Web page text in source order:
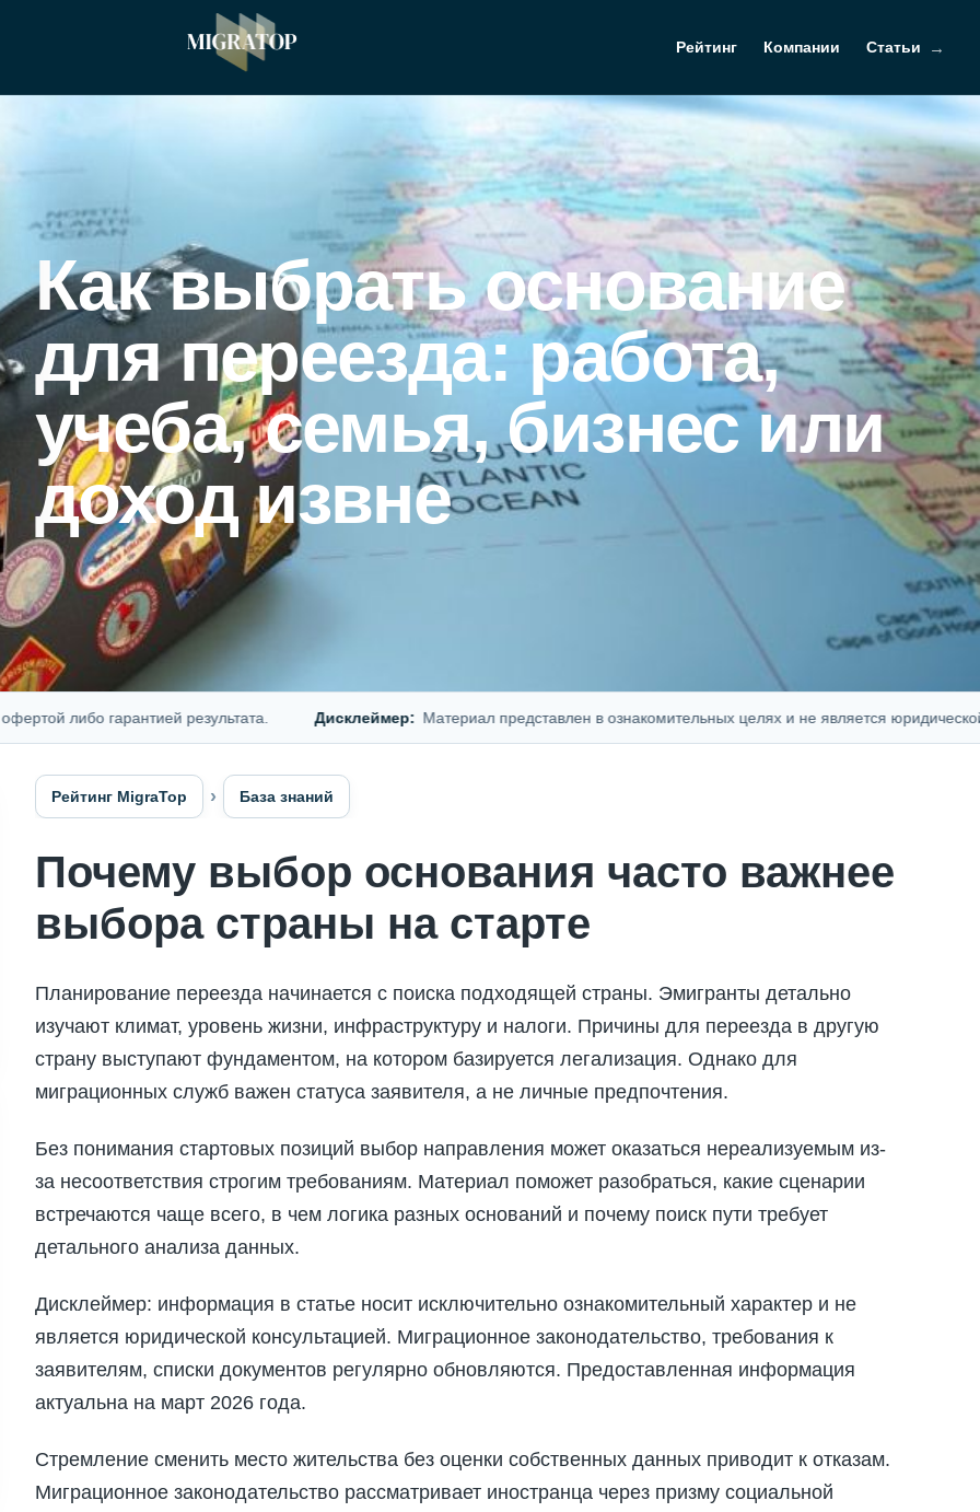
Рейтинг Компании Статьи
Как выбрать основание
для переезда: работа,
учеба, семья, бизнес или
доход извне
гарантией результата. Дисклеймер: Материал представлен в ознакомительных целях и не является юридической,
Рейтинг MigraTop База знаний
Почему выбор основания часто важнее
выбора страны на старте
Планирование переезда начинается с поиска подходящей страны. Эмигранты детально
изучают климат, уровень жизни, инфраструктуру и налоги. Причины для переезда в другую
страну выступают фундаментом, на котором базируется легализация. Однако для
миграционных служб важен статуса заявителя, а не личные предпочтения.
Без понимания стартовых позиций выбор направления может оказаться нереализуемым из-
за несоответствия строгим требованиям. Материал поможет разобраться, какие сценарии
встречаются чаще всего, в чем логика разных оснований и почему поиск пути требует
детального анализа данных.
Дисклеймер: информация в статье носит исключительно ознакомительный характер и не
является юридической консультацией. Миграционное законодательство, требования к
заявителям, списки документов регулярно обновляются. Предоставленная информация
актуальна на март 2026 года.
Стремление сменить место жительства без оценки собственных данных приводит к отказам.
Миграционное законодательство рассматривает иностранца через призму социальной